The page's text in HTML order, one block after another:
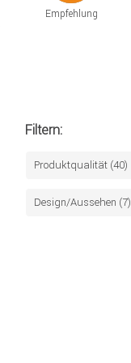
Empfehlung
Filtern:
Produktqualität (40)
Design/Aussehen (7)